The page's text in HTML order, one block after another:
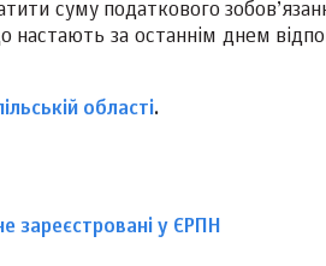
суму податкового
настають за останнім днем
області.
зареєстровані у ЄРПН